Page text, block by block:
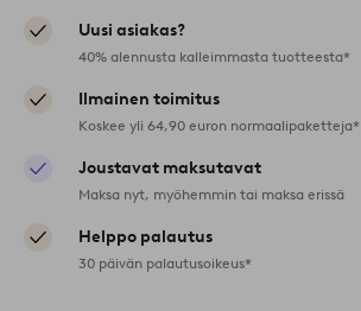
Uusi asiakas?
40% alennusta kalleimmasta tuotteesta*
Ilmainen toimitus
Koskee yli 64,90 euron normaalipaketteja*
Joustavat maksutavat
Maksa nyt, myöhemmin tai maksa erissä
Helppo palautus
30 päivän palautusoikeus*